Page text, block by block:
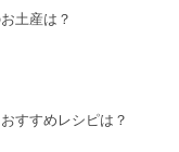
土産は？
すすめレシピは？